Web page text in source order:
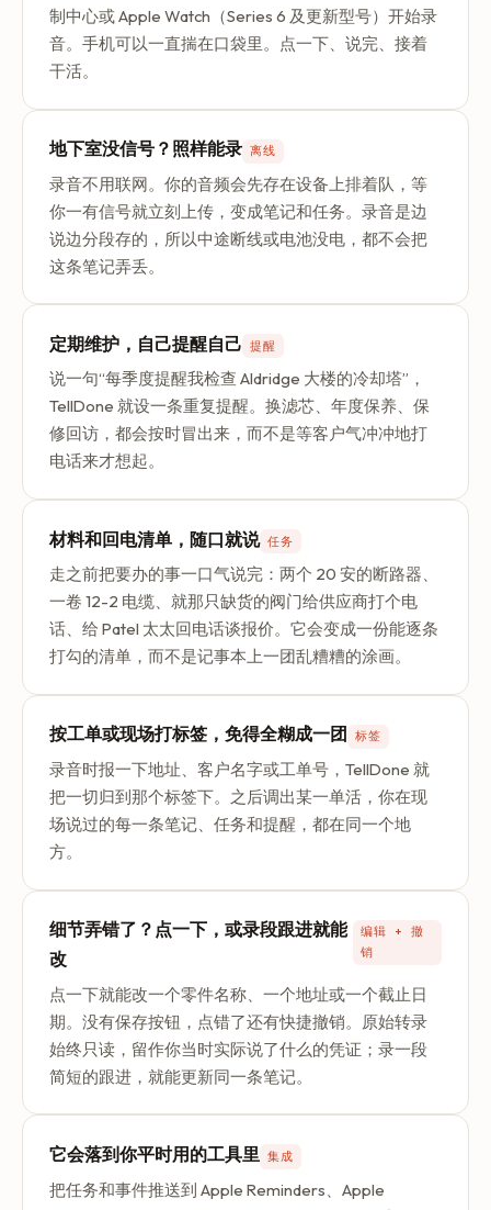
制中心或 Apple Watch（Series 6 及更新型号）开始录
音。手机可以一直揣在口袋里。点一下、说完、接着
干活。
地下室没信号？照样能录 离线
录音不用联网。你的音频会先存在设备上排着队，等
你一有信号就立刻上传，变成笔记和任务。录音是边
说边分段存的，所以中途断线或电池没电，都不会把
这条笔记弄丢。
定期维护，自己提醒自己 提醒
说一句“每季度提醒我检查 Aldridge 大楼的冷却塔”，
TellDone 就设一条重复提醒。换滤芯、年度保养、保
修回访，都会按时冒出来，而不是等客户气冲冲地打
电话来才想起。
材料和回电清单，随口就说 任务
走之前把要办的事一口气说完：两个 20 安的断路器、
一卷 12-2 电缆、就那只缺货的阀门给供应商打个电
话、给 Patel 太太回电话谈报价。它会变成一份能逐条
打勾的清单，而不是记事本上一团乱糟糟的涂画。
按工单或现场打标签，免得全糊成一团 标签
录音时报一下地址、客户名字或工单号，TellDone 就
把一切归到那个标签下。之后调出某一单活，你在现
场说过的每一条笔记、任务和提醒，都在同一个地
方。
细节弄错了？点一下，或录段跟进就能
改
编辑 + 撤
销
点一下就能改一个零件名称、一个地址或一个截止日
期。没有保存按钮，点错了还有快捷撤销。原始转录
始终只读，留作你当时实际说了什么的凭证；录一段
简短的跟进，就能更新同一条笔记。
它会落到你平时用的工具里 集成
把任务和事件推送到 Apple Reminders、Apple